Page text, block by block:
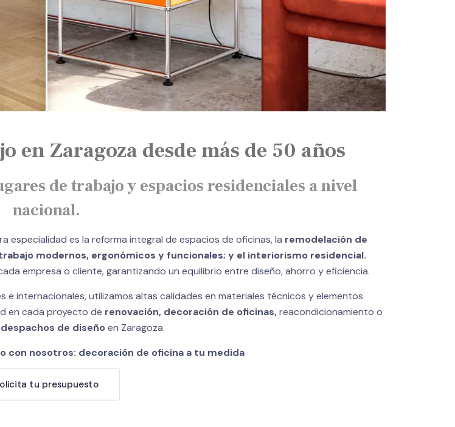
en Zaragoza desde más de 50 años
de trabajo y espacios residenciales a nivel
nacional.
especialidad es la reforma integral de espacios de oficinas, la remodelación de
modernos, ergonómicos y funcionales; y el interiorismo residencial.
empresa o cliente, garantizando un equilibrio entre diseño, ahorro y eficiencia.
e internacionales, utilizamos altas calidades en materiales técnicos y elementos
en cada proyecto de renovación, decoración de oficinas,reacondicionamiento o
de diseño en Zaragoza.
con nosotros: decoración de oficina a tu medida
tu presupuesto